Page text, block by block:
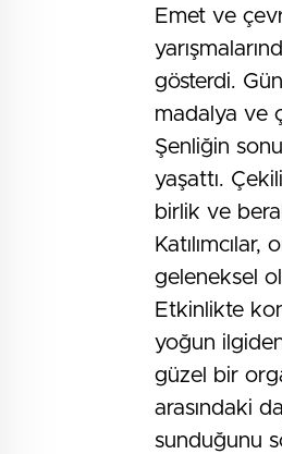
Emet ve
gösterdi.
madalya ve
Şenliğin
yaşattı.
birlik ve
geleneksel
Etkinlikte
yoğun
güzel bir
arasındaki
sunduğunu